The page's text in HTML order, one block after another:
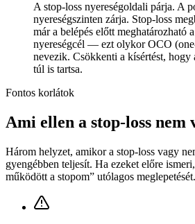
A stop-loss nyereségoldali párja. A
nyereségszinten zárja. Stop-loss
már a belépés előtt meghatározható
nyereségcél — ezt olykor OCO
nevezik. Csökkenti a kísértést,
túl is tartsa.
Fontos korlátok
Ami ellen a stop-loss nem
Három helyzet, amikor a stop-loss vagy
gyengébben teljesít. Ha ezeket előre
működött a stopom” utólagos meglepetését.